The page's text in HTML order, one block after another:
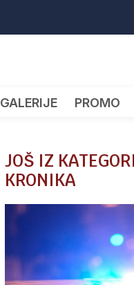
GALERIJE PROMO
JOŠ IZ
KRONIKA